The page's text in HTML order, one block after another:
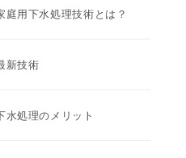
用下水処理技術とは？
新技術
水処理のメリット